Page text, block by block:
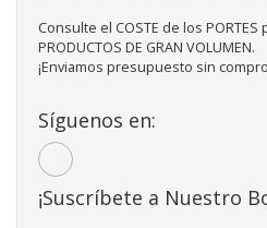
Consulte el COSTE de los
PRODUCTOS DE GRAN VOLUMEN.
¡Enviamos presupuesto sin
Síguenos en:
¡Suscríbete a Nuestro